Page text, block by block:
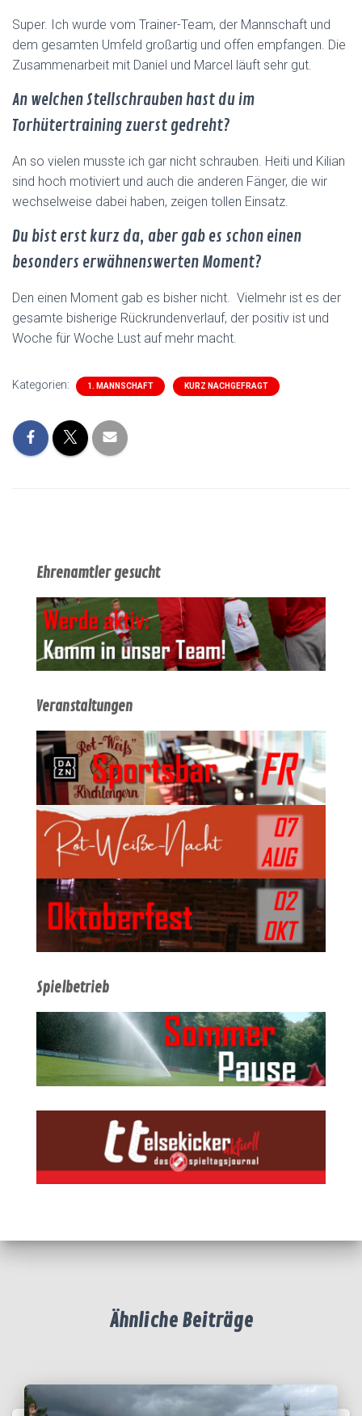
Super. Ich wurde vom Trainer-Team, der Mannschaft und
dem gesamten Umfeld großartig und offen empfangen. Die
Zusammenarbeit mit Daniel und Marcel läuft sehr gut.
An welchen Stellschrauben hast du im
Torhütertraining zuerst gedreht?
An so vielen musste ich gar nicht schrauben. Heiti und Kilian
sind hoch motiviert und auch die anderen Fänger, die wir
wechselweise dabei haben, zeigen tollen Einsatz.
Du bist erst kurz da, aber gab es schon einen
besonders erwähnenswerten Moment?
Den einen Moment gab es bisher nicht. Vielmehr ist es der
gesamte bisherige Rückrundenverlauf, der positiv ist und
Woche für Woche Lust auf mehr macht.
Kategorien: 1. MANNSCHAFT KURZ NACHGEFRAGT
Ehrenamtler gesucht
Veranstaltungen
Spielbetrieb
Ähnliche Beiträge